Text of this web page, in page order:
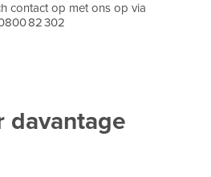
contact op met ons op via
82 302
davantage